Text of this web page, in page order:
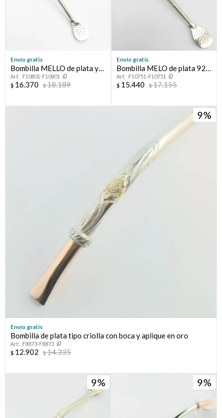
Envío gratis
Bombilla MELLO de plata y
oro 18 ktes.
F10801-F10801
$ 16.370 $18.189
Envío gratis
Bombilla MELO de plata 925
y oro 18 ktes.
F10751-F10751
$ 15.440 $17.155
9
Envío gratis
Bombilla de plata tipo criolla con boca y aplique en oro
F8873-F8873
$ 12.902 $14.335
9 9